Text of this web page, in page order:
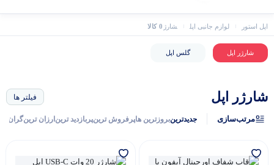
اپل استور لوازم جانبی اپل شارژر اپل
0 کالا
شارژر اپل گلس اپل
شارژر اپل فیلتر ها
مرتب‌سازی جدیدترینبروزترین هاپرفروش ترینپربازدید ترینارزان ترینگران